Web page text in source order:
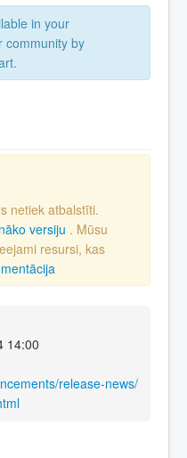
in your
community by
netiek atbalstīti.
versiju . Mūsu
resursi, kas
14:00
release-news/